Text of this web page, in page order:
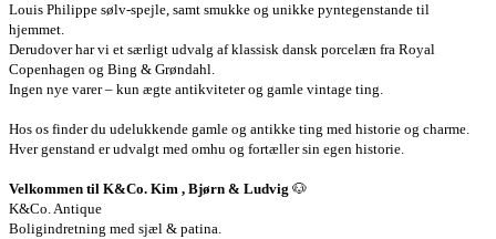
Louis Philippe sølv-spejle, samt smukke og unikke pyntegenstande til
hjemmet.
Derudover har vi et særligt udvalg af klassisk dansk porcelæn fra Royal
Copenhagen og Bing & Grøndahl.
Ingen nye varer – kun ægte antikviteter og gamle vintage ting.
Hos os finder du udelukkende gamle og antikke ting med historie og charme.
Hver genstand er udvalgt med omhu og fortæller sin egen historie.
Velkommen til K&Co. Kim , Bjørn & Ludvig 🐶
K&Co. Antique
Boligindretning med sjæl & patina.